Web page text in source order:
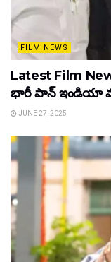
FILM NEWS
Latest Film
భారీ పాన్‌ ఇండియా
JUNE 27, 2025